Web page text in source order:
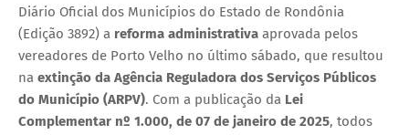
Diário Oficial dos Municípios do Estado de Rondônia
(Edição 3892) a reforma administrativa aprovada pelos
vereadores de Porto Velho no último sábado, que resultou
na extinção da Agência Reguladora dos Serviços Públicos
do Município (ARPV). Com a publicação da Lei
Complementar nº 1.000, de 07 de janeiro de 2025, todos